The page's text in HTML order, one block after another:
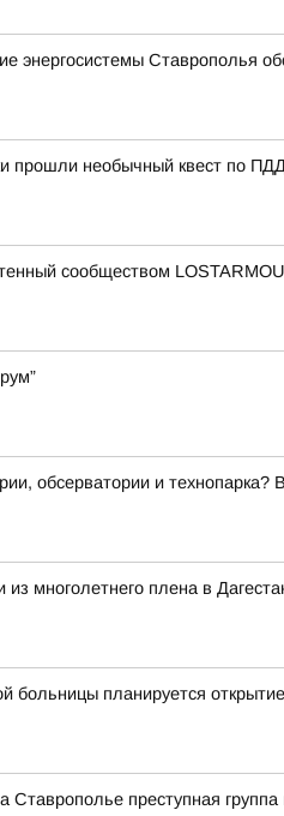
энергосистемы Ставрополья
прошли необычный квест по ПДД
сообществом
обсерватории и технопарка?
многолетнего плена в
больницы планируется
преступная